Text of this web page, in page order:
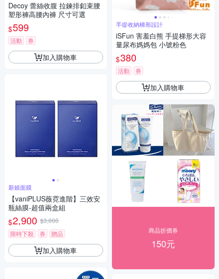
Decoy 蕾絲收腹 拉鍊排釦束腰
塑形褲高腰內褲 尺寸可選
$599
活動 券
加入購物車
新娘面膜
【vaniPLUS薇霓進階】三效安
瓶絲膜-超值兩盒組
$2,900 $3,000
限時下殺
券 贈品
加入購物車
手提收納梯形設計
iSFun 害羞白熊 手提梯形大容
量尿布媽媽包 小號粉色
$380
活動 券
加入購物車
商品折價券
150元